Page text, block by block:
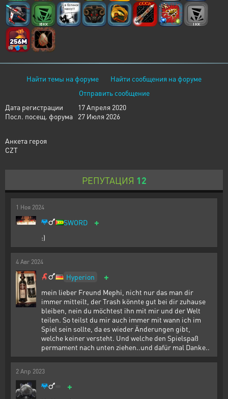
Найти темы на форуме
Найти сообщения на форуме
Отправить сообщение
Дата регистрации
17 Апреля 2020
Посл. посещ. форума
27 Июля 2026
Анкета героя
CZT
РЕПУТАЦИЯ 12
1 Ноя 2024
SWORD +
:)
4 Авг 2024
Hyperion +
mein lieber Freund Mephi, nicht nur das man dir
immer mitteilt, der Trash könnte gut bei dir zuhause
bleiben, nein du möchtest ihn mit mir und der Welt
teilen. So teilst du mir auch immer mit wann ich im
Spiel sein sollte, da es wieder Änderungen gibt,
welche keiner versteht. Und welche den Spielspaß
permament nach unten ziehen..und dafür mal Danke..
2 Апр 2023
+